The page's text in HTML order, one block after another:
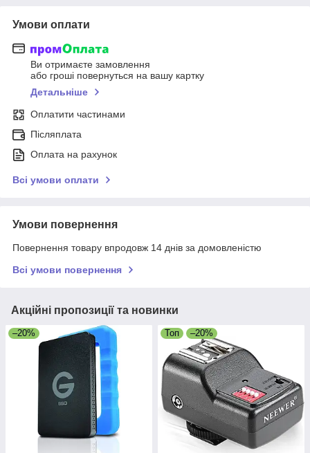
Умови оплати
Ви отримаєте замовлення
або гроші повернуться на вашу картку
Детальніше
Оплатити частинами
Післяплата
Оплата на рахунок
Всі умови оплати
Умови повернення
Повернення товару впродовж 14 днів за домовленістю
Всі умови повернення
Акційні пропозиції та новинки
–20% Топ –20%